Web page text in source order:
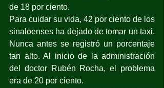
de 18 por ciento.
Para cuidar su vida, 42 por ciento de los
sinaloenses ha dejado de tomar un taxi.
Nunca antes se registró un porcentaje
tan alto. Al inicio de la administración
del doctor Rubén Rocha, el problema
era de 20 por ciento.